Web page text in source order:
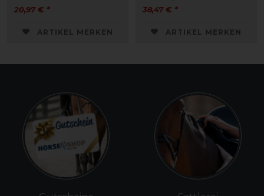
20,97 € *
ARTIKEL MERKEN
38,47 € *
ARTIKEL MERKEN